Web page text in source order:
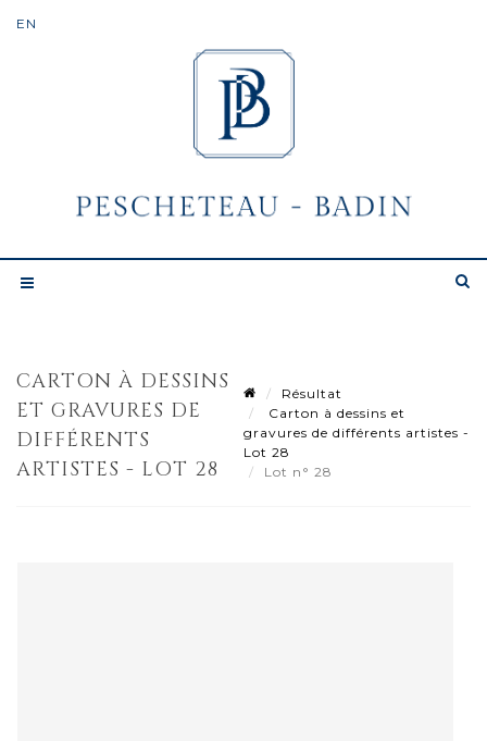
CARTON À DESSINS
ET GRAVURES DE
DIFFÉRENTS
ARTISTES - LOT 28
Résultat
Carton à dessins et
gravures de différents artistes -
Lot 28
Lot n° 28